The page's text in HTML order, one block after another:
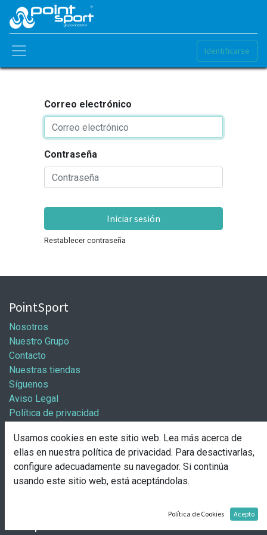
Identificarse
Correo electrónico
Contraseña
Iniciar sesión
Restablecer contraseña
PointSport
Nosotros
Nuestro Grupo
Contacto
Nuestras tiendas
Síguenos
Aviso Legal
Política de privacidad
Información / Franquicias
Abre tu tienda
Pasos para abrir tu tienda
Usamos cookies en este sitio web. Lea más acerca de
ellas en nuestra política de privacidad. Para desactivarlas,
configure adecuadamente su navegador. Si continúa
usando este sitio web, está aceptándolas.
Política de Cookies Acepto